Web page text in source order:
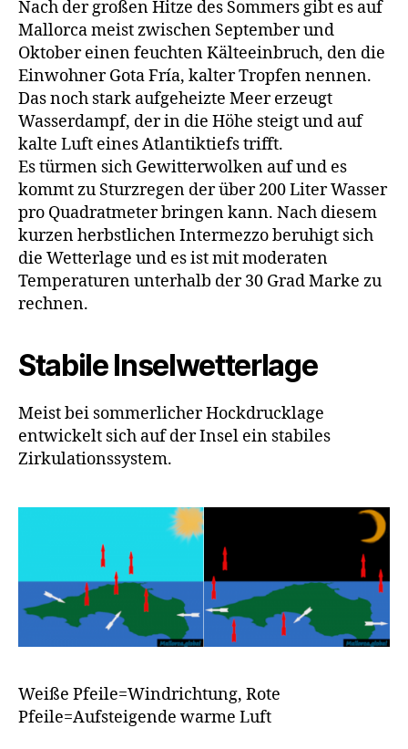
Nach der großen Hitze des Sommers gibt es auf
Mallorca meist zwischen September und
Oktober einen feuchten Kälteeinbruch, den die
Einwohner Gota Fría, kalter Tropfen nennen.
Das noch stark aufgeheizte Meer erzeugt
Wasserdampf, der in die Höhe steigt und auf
kalte Luft eines Atlantiktiefs trifft.
Es türmen sich Gewitterwolken auf und es
kommt zu Sturzregen der über 200 Liter Wasser
pro Quadratmeter bringen kann. Nach diesem
kurzen herbstlichen Intermezzo beruhigt sich
die Wetterlage und es ist mit moderaten
Temperaturen unterhalb der 30 Grad Marke zu
rechnen.
Stabile Inselwetterlage
Meist bei sommerlicher Hockdrucklage
entwickelt sich auf der Insel ein stabiles
Zirkulationssystem.
Weiße Pfeile=Windrichtung, Rote
Pfeile=Aufsteigende warme Luft